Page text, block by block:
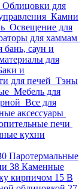
Облицовки для
Камни
Освещение для
для хаммам
бань, саун и
для
и
для печей Тэны
Мебель для
Все для
аксессуары
печи
кухни
Паротермальные
38 Каменные
кирпичом 15 В